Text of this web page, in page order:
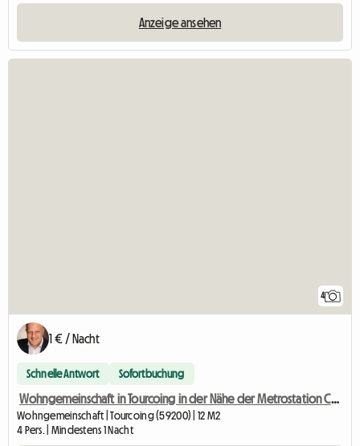
Anzeige ansehen
4
1 € / Nacht
Schnelle Antwort Sofortbuchung
Wohngemeinschaft in Tourcoing in der Nähe der Metrostation Colbert
Wohngemeinschaft | Tourcoing (59200) | 12 M2
4 Pers. | Mindestens 1 Nacht